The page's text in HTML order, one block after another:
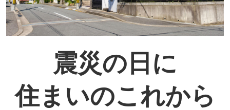
震災の日に
住まいのこれから